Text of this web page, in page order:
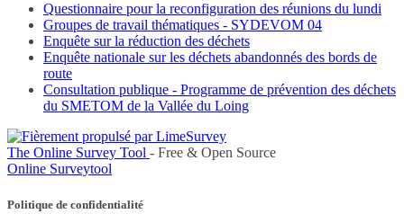
Questionnaire pour la reconfiguration des réunions du lundi
Groupes de travail thématiques - SYDEVOM 04
Enquête sur la réduction des déchets
Enquête nationale sur les déchets abandonnés des bords de
route
Consultation publique - Programme de prévention des déchets
du SMETOM de la Vallée du Loing
The Online Survey Tool - Free & Open Source
Online Surveytool
Politique de confidentialité